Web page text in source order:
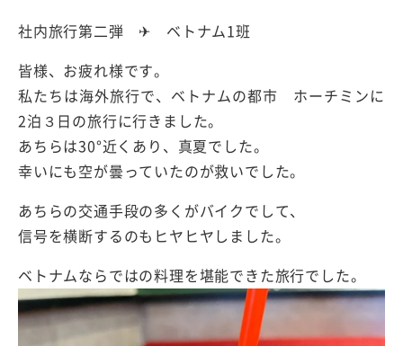
社内旅行第二弾 ✈︎ ベトナム1班
皆様、お疲れ様です。
私たちは海外旅行で、ベトナムの都市 ホーチミンに
2泊３日の旅行に行きました。
あちらは30°近くあり、真夏でした。
幸いにも空が曇っていたのが救いでした。
あちらの交通手段の多くがバイクでして、
信号を横断するのもヒヤヒヤしました。
ベトナムならではの料理を堪能できた旅行でした。